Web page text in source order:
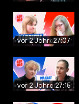
vor 2 Jahren27:07
vor 2 Jahren27:15